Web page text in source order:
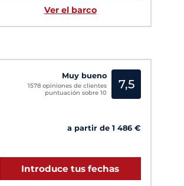
Ver el barco
Muy bueno
1578 opiniones de clientes
puntuación sobre 10
7,5
a partir de 1 486 €
Introduce tus fechas